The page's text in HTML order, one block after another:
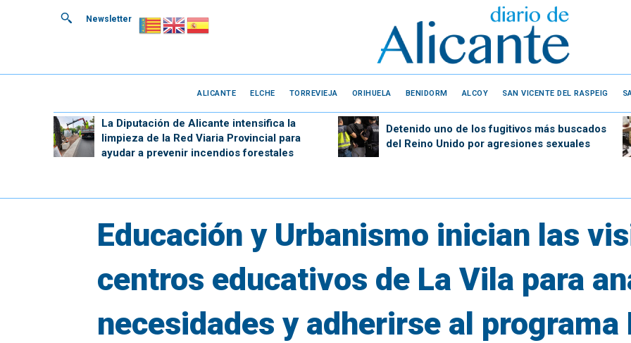
Newsletter
ALICANTE ELCHE TORREVIEJA ORIHUELA BENIDORM ALCOY SAN VICENTE DEL RASPEIG
La Diputación de Alicante intensifica la
limpieza de la Red Viaria Provincial para
ayudar a prevenir incendios forestales
Detenido uno de los fugitivos más buscados
del Reino Unido por agresiones sexuales
Educación y Urbanismo inician las
centros educativos de La Vila para
necesidades y adherirse al